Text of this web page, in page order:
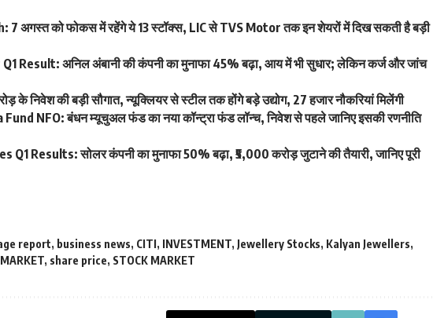
7 अगस्त को फोकस में रहेंगे ये 13 स्टॉक्स, LIC से TVS Motor तक इन शेयरों में दिख सकती है बड़ी
Result: अनिल अंबानी की कंपनी का मुनाफा 45% बढ़ा, आय में भी सुधार; लेकिन कर्ज और जांच
के निवेश की बड़ी सौगात, न्यूक्लियर से स्टील तक होंगे बड़े उद्योग, 27 हजार नौकरियां मिलेंगी
NFO: बंधन म्यूचुअल फंड का नया कॉन्ट्रा फंड लॉन्च, निवेश से पहले जानिए इसकी रणनीति
Results: सोलर कंपनी का मुनाफा 50% बढ़ा, ₹5,000 करोड़ जुटाने की तैयारी, जानिए पूरी
report, business news, CITI, INVESTMENT, Jewellery Stocks, Kalyan Jewellers,
, share price, STOCK MARKET